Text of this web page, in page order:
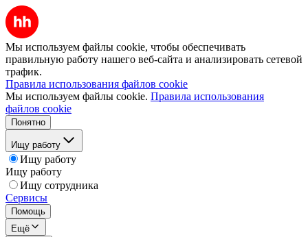
Мы используем файлы cookie, чтобы обеспечивать
правильную работу нашего веб-сайта и анализировать сетевой
трафик.
Правила использования файлов cookie
Мы используем файлы cookie. Правила использования
файлов cookie
Понятно
Ищу работу
Ищу работу
Ищу работу
Ищу сотрудника
Сервисы
Помощь
Ещё